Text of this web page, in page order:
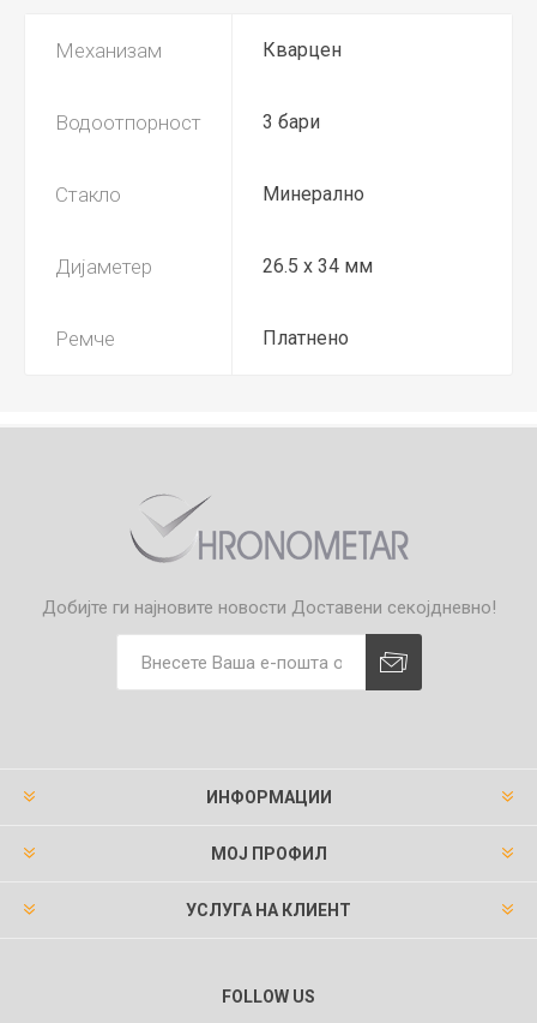
Механизам Кварцен
Водоотпорност 3 бари
Стакло Минерално
Дијаметер 26.5 x 34 мм
Ремче Платнено
Добијте ги најновите новости Доставени секојдневно!
ИНФОРМАЦИИ
МОЈ ПРОФИЛ
УСЛУГА НА КЛИЕНТ
FOLLOW US